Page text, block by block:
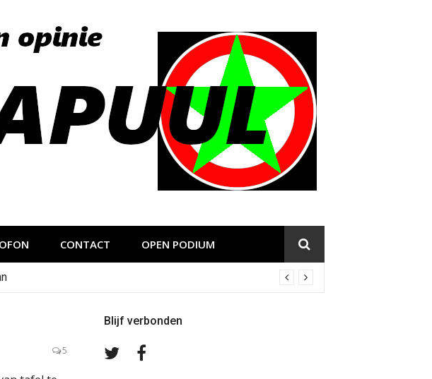
CONTACT OPEN PODIUM
5
Blijf verbonden
Volg